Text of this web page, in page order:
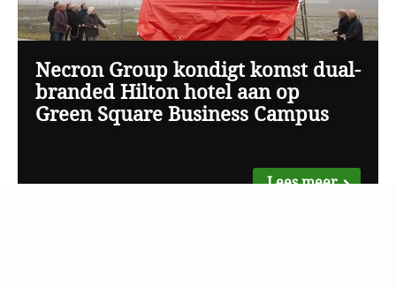
Necron Group kondigt komst dual-
branded Hilton hotel aan op
Green Square Business Campus
Lees meer